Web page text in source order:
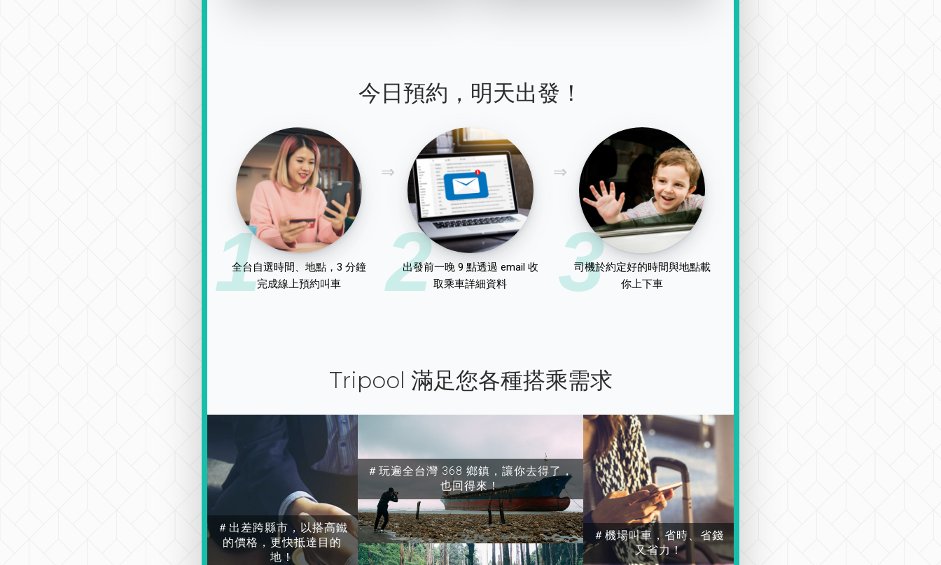
今日預約，明天出發！
1
全台自選時間、地點，3 分鐘
完成線上預約叫車
2
出發前一晚 9 點透過 email 收
取乘車詳細資料
3
司機於約定好的時間與地點載
你上下車
Tripool 滿足您各種搭乘需求
＃出差跨縣市，以搭高鐵
的價格，更快抵達目的
地！
＃玩遍全台灣 368 鄉鎮，讓你去得了，
也回得來！
＃機場叫車，省時、省錢
又省力！